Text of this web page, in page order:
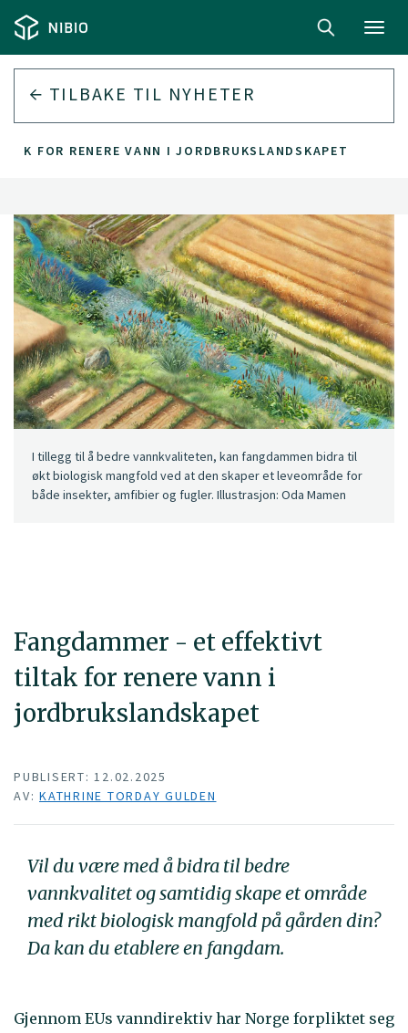
TILBAKE TIL NYHETER
FOR RENERE VANN I JORDBRUKSLANDSKAPET
Fangdammer - et effektivt
tiltak for renere vann i
jordbrukslandskapet
I tillegg til å bedre vannkvaliteten, kan fangdammen bidra til
økt biologisk mangfold ved at den skaper et leveområde for
både insekter, amfibier og fugler. Illustrasjon: Oda Mamen
PUBLISERT: 12.02.2025
AV: KATHRINE TORDAY GULDEN
Vil du være med å bidra til bedre
vannkvalitet og samtidig skape et område
med rikt biologisk mangfold på gården din?
Da kan du etablere en fangdam.
Gjennom EUs vanndirektiv har Norge forpliktet seg